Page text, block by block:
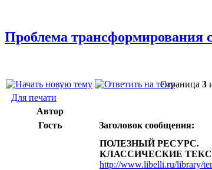
Проблема трансформирования
Страница 3
Для печати
Автор
Гость
Заголовок сообщения:
ПОЛЕЗНЫЙ РЕСУРС.
КЛАССИЧЕСКИЕ
http://www.libelli.ru/library/